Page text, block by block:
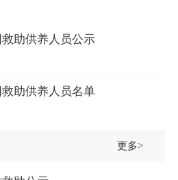
救助供养人员公示
救助供养人员名单
更多>